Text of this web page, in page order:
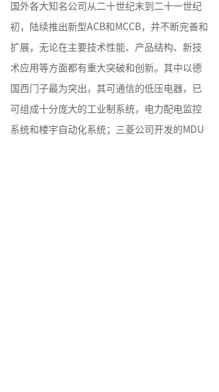
国外各大知名公司从二十世纪末到二十一世纪
初，陆续推出新型ACB和MCCB，并不断完善和
扩展，无论在主要技术性能、产品结构、新技
术应用等方面都有重大突破和创新。其中以德
国西门子最为突出，其可通信的低压电器，已
可组成十分庞大的工业制系统，电力配电监控
系统和楼宇自动化系统；三菱公司开发的MDU